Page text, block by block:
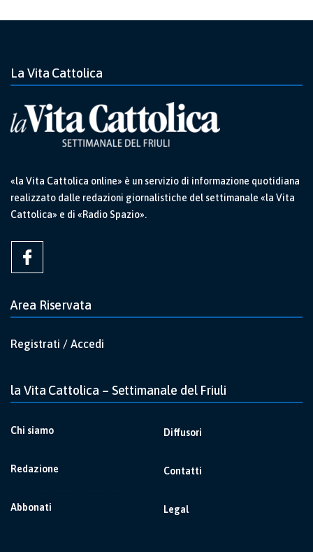
La Vita Cattolica
«la Vita Cattolica online» è un servizio di informazione quotidiana
realizzato dalle redazioni giornalistiche del settimanale «la Vita
Cattolica» e di «Radio Spazio».
Area Riservata
Registrati / Accedi
la Vita Cattolica – Settimanale del Friuli
Chi siamo
Redazione
Abbonati
Diffusori
Contatti
Legal